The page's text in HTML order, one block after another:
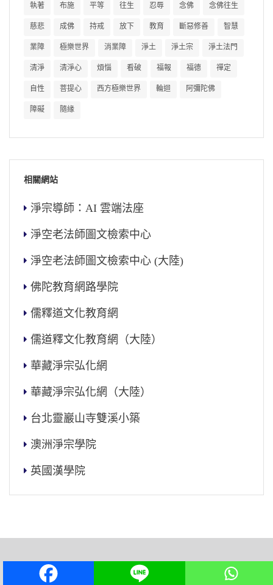
執著 布施 平等 往生 忍辱 念佛 念佛往生
慈悲 成佛 持戒 放下 教育 斷惡修善 智慧
業障 極樂世界 消業障 淨土 淨土宗 淨土法門
清淨 清淨心 煩惱 看破 福報 福德 禪定
自性 菩提心 西方極樂世界 輪迴 阿彌陀佛
障礙 隨緣
相關網站
淨宗導師：AI 雲端法座
淨空老法師圖文檢索中心
淨空老法師圖文檢索中心 (大陸)
佛陀教育網路學院
儒釋道文化教育網
儒道釋文化教育網（大陸）
華藏淨宗弘化網
華藏淨宗弘化網（大陸）
台北靈巖山寺雙溪小築
澳洲淨宗學院
英國漢學院
淨空老法師專集網 www.amtb.tw / email: